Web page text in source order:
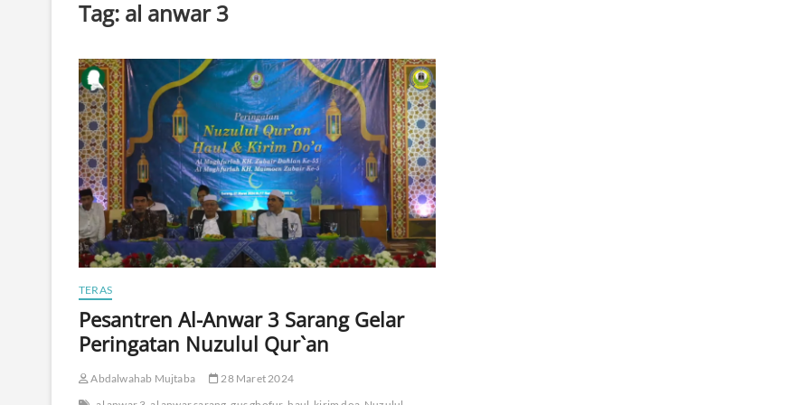
Tag: al anwar 3
TERAS
Pesantren Al-Anwar 3 Sarang Gelar
Peringatan Nuzulul Qur`an
Abdalwahab Mujtaba
28 Maret 2024